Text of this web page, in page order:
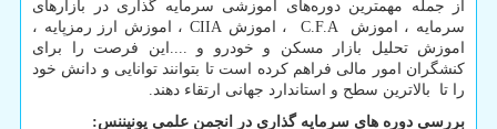
از جمله مهمترین دوره‌های آموزشی سرمایه گذاری در بازارهای
سرمایه ، اموزش C.F.A ، اموزش CIIA، اموزش ارز رمزپایه ،
اموزش تحلیل بازار مسکن و خودرو و ....این فرصت را برای
کنشگران امور مالی فراهم کرده است تا بتوانند توانایی و دانش خود
را تا بالاترین سطح و استاندارد جهانی ارتقاء دهند.
بررسی دوره های سرمایه گذاری در انجمن علمی یونیننس: